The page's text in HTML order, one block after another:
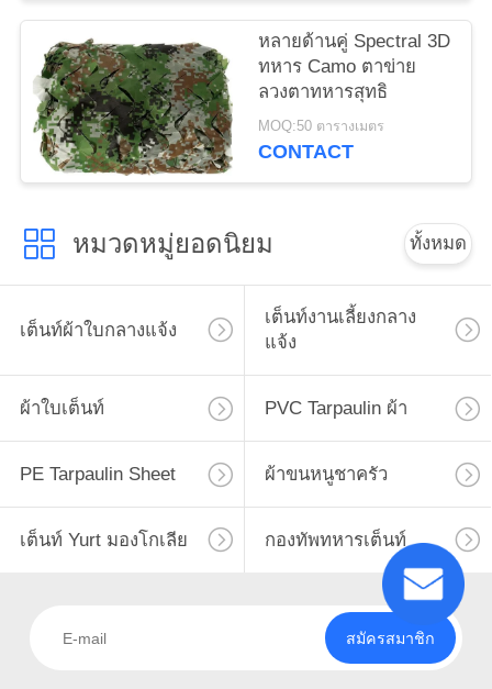
หลายด้านคู่ Spectral 3D
ทหาร Camo ตาข่าย
ลวงตาทหารสุทธิ
MOQ:50 ตารางเมตร
CONTACT
หมวดหมู่ยอดนิยม ทั้งหมด
เต็นท์ผ้าใบกลางแจ้ง
เต็นท์งานเลี้ยงกลาง
แจ้ง
ผ้าใบเต็นท์ PVC Tarpaulin ผ้า
PE Tarpaulin Sheet ผ้าขนหนูชาครัว
เต็นท์ Yurt มองโกเลีย กองทัพทหารเต็นท์
สมัครสมาชิก